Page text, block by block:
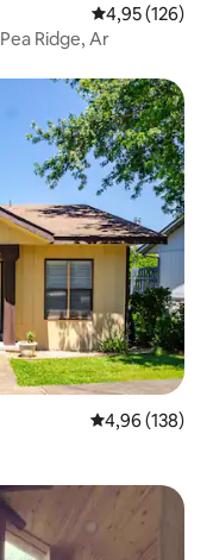
4,95 de uma
4,95 (126)
Ridge, Ar
4,96 de uma
4,96 (138)